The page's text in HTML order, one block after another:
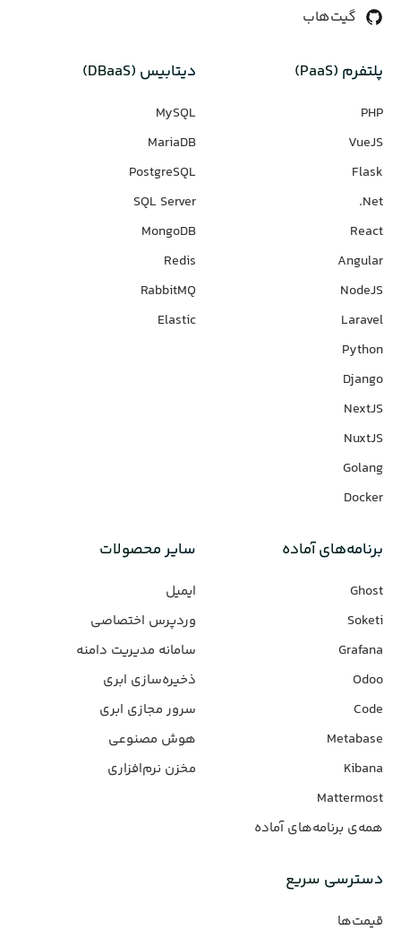
گیت‌هاب
پلتفرم (PaaS)
PHP
VueJS
Flask
Net.
React
Angular
NodeJS
Laravel
Python
Django
NextJS
NuxtJS
Golang
Docker
دیتابیس‌ (DBaaS)
MySQL
MariaDB
PostgreSQL
SQL Server
MongoDB
Redis
RabbitMQ
Elastic
برنامه‌های‌ آماده
Ghost
Soketi
Grafana
Odoo
Code
Metabase
Kibana
Mattermost
همه‌ی برنامه‌های آماده
سایر محصولات
ایمیل
وردپرس‌ اختصاصی
سامانه مدیریت دامنه
ذخیره‌سازی ابری
سرور مجازی ابری
هوش مصنوعی
مخزن نرم‌افزاری
دسترسی سریع
قیمت‌ها